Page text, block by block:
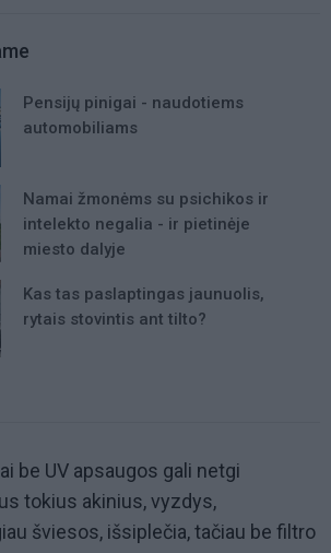
Pensijų pinigai - naudotiems
automobiliams
Namai žmonėms su psichikos ir
intelekto negalia - ir pietinėje
miesto dalyje
Kas tas paslaptingas jaunuolis,
rytais stovintis ant tilto?
be UV apsaugos gali netgi
tokius akinius, vyzdys,
šviesos, išsiplečia, tačiau be filtro